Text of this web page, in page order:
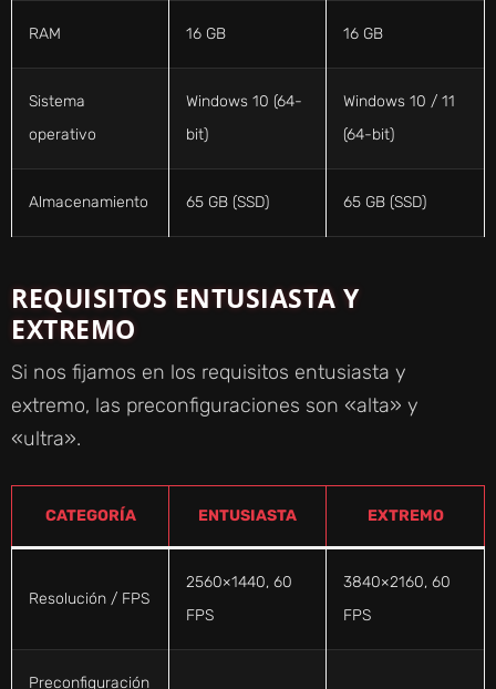
RAM 16 GB 16 GB
Sistema
operativo
Windows 10 (64-
bit)
Windows 10 / 11
(64-bit)
Almacenamiento 65 GB (SSD) 65 GB (SSD)
REQUISITOS ENTUSIASTA Y
EXTREMO
Si nos fijamos en los requisitos entusiasta y
extremo, las preconfiguraciones son «alta» y
«ultra».
CATEGORÍA ENTUSIASTA EXTREMO
Resolución / FPS
2560×1440, 60
FPS
3840×2160, 60
FPS
Preconfiguración